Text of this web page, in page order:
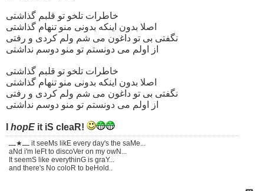
خاطرات تلخو تو قلبم گذاشتی
اصلا بدون اینکه بدونی منو تنهام گذاشتی
نگفتی بی تو داغون می شم ولم کردی و رفتی
از اولم می دونستم تو منو دوسم نداشتی
خاطرات تلخو تو قلبم گذاشتی
اصلا بدون اینکه بدونی منو تنهام گذاشتی
نگفتی بی تو داغون می شم ولم کردی و رفتی
از اولم می دونستم تو منو دوسم نداشتی
hopE it iS cleaR!
ـــ★ـــ it seeMs likE every day's the saMe...
aNd i'm leFt to discoVer on my owN...
It seemS like everythinG is graY...
and there's No coloR to beHold..